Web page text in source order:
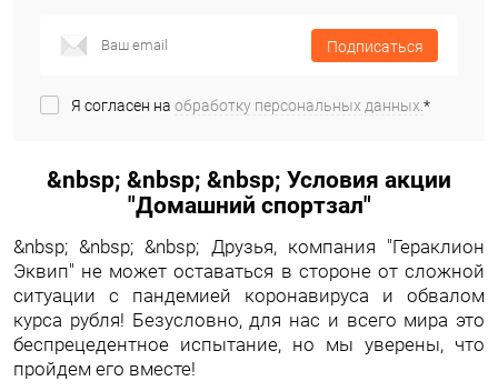
Подписаться
Я согласен на обработку персональных данных.*
&nbsp; &nbsp; &nbsp; Условия акции
"Домашний спортзал"
&nbsp; &nbsp; &nbsp; Друзья, компания "Гераклион
Эквип" не может оставаться в стороне от сложной
ситуации с пандемией коронавируса и обвалом
курса рубля! Безусловно, для нас и всего мира это
беспрецедентное испытание, но мы уверены, что
пройдем его вместе!